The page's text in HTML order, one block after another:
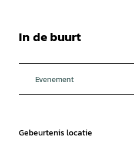
In de buurt
Evenement
Gebeurtenis locatie